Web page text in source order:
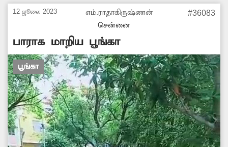
உபகரணங்கள் பழுதடைந்து கிடக்கிறது. இரவு
நேரங்களில் சமூகவிரோதிகளின் கூடாரமாக மாறி
வருகிறது. எனவே இந்த பூங்காவை பராமரிக்க
அதிகாரிகள் நடவடிக்கை எடுப்பார்களா?
12 ஜூலை 2023
எம்.ராதாகிருஷ்ணன்
சென்னை
#36083
பாராக மாறிய பூங்கா
பூங்கா